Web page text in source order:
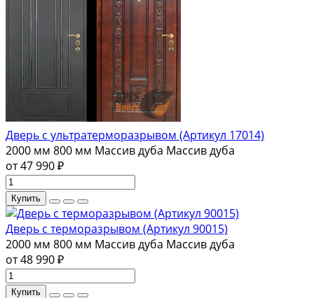
Дверь с ультратерморазрывом (Артикул 17014)
2000 мм 800 мм Массив дуба Массив дуба
от 47 990 ₽
Купить
Дверь с терморазрывом (Артикул 90015)
2000 мм 800 мм Массив дуба Массив дуба
от 48 990 ₽
Купить